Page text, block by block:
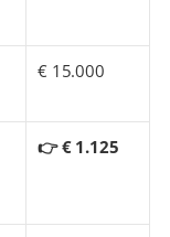
€ 15.000
👉 € 1.125